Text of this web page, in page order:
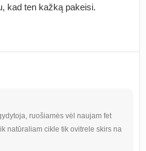
kad ten kažką pakeisi.
ruošiamės vėl naujam fet
natūraliam cikle tik ovitrele skirs na